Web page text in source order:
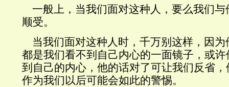
一般上，当我们面对这种人，要么我们
顺受。
当我们面对这种人时，千万别这样，因
都是我们看不到自己内心的一面镜子，或
到自己的内心，他的话对了可让我们反省
作为我们以后可能会如此的警惕。